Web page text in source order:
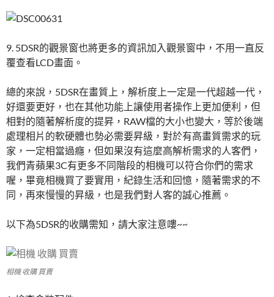
9. 5DSR的觀景窗也將更多的資訊加入觀景窗中，不用一直反
覆查看LCD畫面。
總的來說，5DSR在畫質上，解析度上一定是一代超越一代，
好還要更好，也在其他功能上讓使用者操作上更加便利，但
相對的隨著解析度的提昇，RAW檔的大小也變大，等於後端
處理相片的軟硬體也勢必需要昇級，對於有高畫質需求的玩
家，一定相當過癮，但如果沒有這麼高解析需求的人客們，
我們青蘋果3C有更多不同階段的相機可以符合你們的需求
喔，畢竟相機買了要實用，紀錄生活和回憶，隨著需求的不
同，再來慢慢的昇級，也是我們對人客的誠心推薦。
以下為5DSR的收購需知，請大家注意嘍~~
相機 收購 買賣